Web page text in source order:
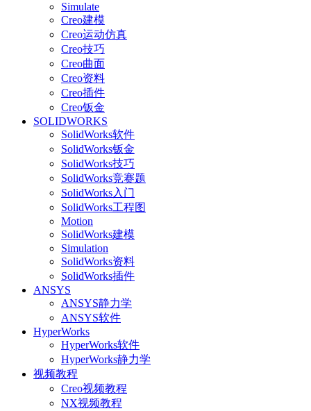
Simulate
Creo建模
Creo运动仿真
Creo技巧
Creo曲面
Creo资料
Creo插件
Creo钣金
SOLIDWORKS
SolidWorks软件
SolidWorks钣金
SolidWorks技巧
SolidWorks竞赛题
SolidWorks入门
SolidWorks工程图
Motion
SolidWorks建模
Simulation
SolidWorks资料
SolidWorks插件
ANSYS
ANSYS静力学
ANSYS软件
HyperWorks
HyperWorks软件
HyperWorks静力学
视频教程
Creo视频教程
NX视频教程